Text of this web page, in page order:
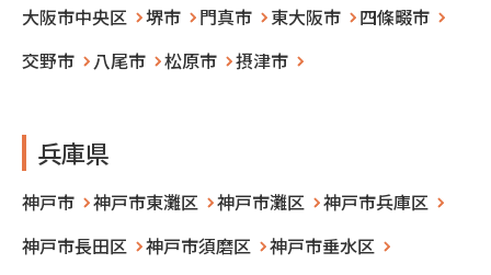
大阪市中央区
堺市 門真市 東大阪市
四條畷市
交野市
八尾市 松原市 摂津市
兵庫県
神戸市 神戸市東灘区 神戸市灘区
神戸市兵庫区
神戸市長田区
神戸市須磨区
神戸市垂水区